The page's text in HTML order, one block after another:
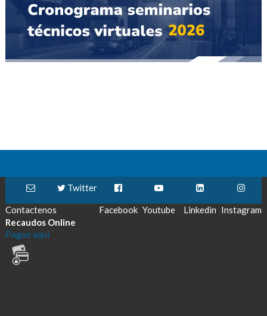
Contactenos
Twitter
Facebook Youtube Linkedin Instagram
Recaudos Online
Pague aquí